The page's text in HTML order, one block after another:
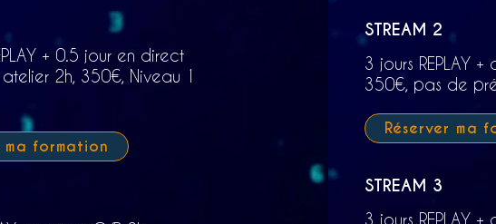
+ 0.5 jour en direct
2h, 350€, Niveau 1
ma formation
STREAM 2
3 jours REPLAY
350€, pas de
Réserver ma
STREAM 3
3 jours REPLAY